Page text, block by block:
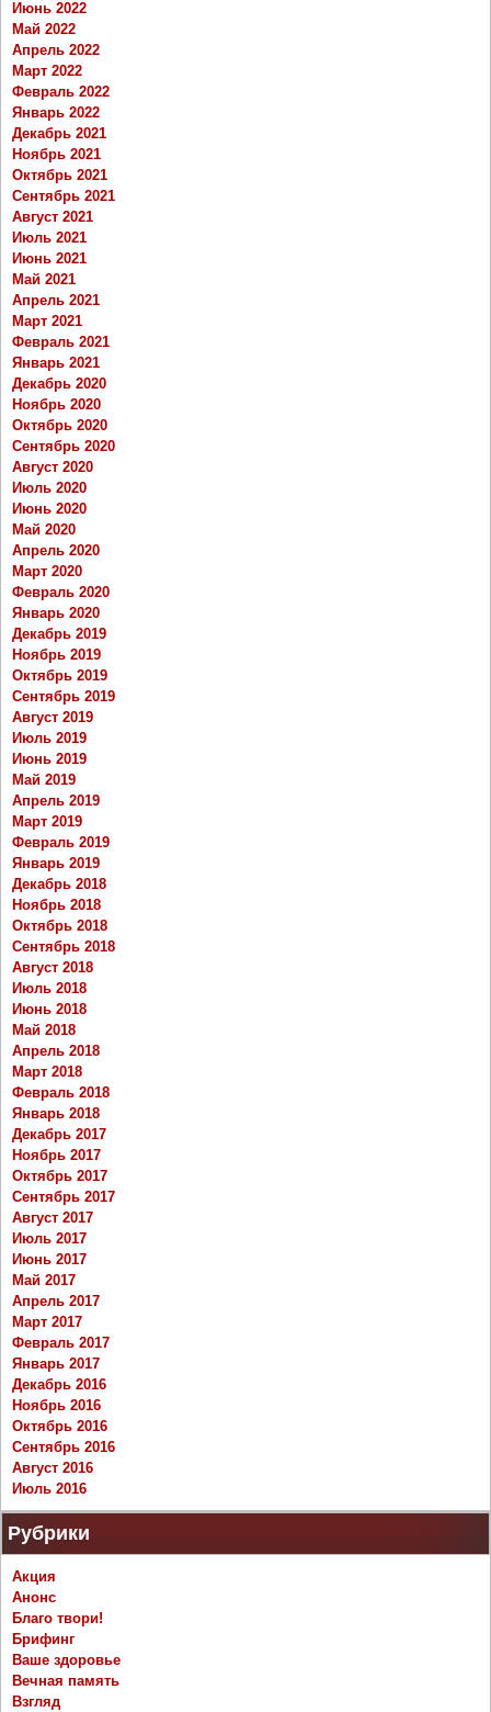
Июнь 2022
Май 2022
Апрель 2022
Март 2022
Февраль 2022
Январь 2022
Декабрь 2021
Ноябрь 2021
Октябрь 2021
Сентябрь 2021
Август 2021
Июль 2021
Июнь 2021
Май 2021
Апрель 2021
Март 2021
Февраль 2021
Январь 2021
Декабрь 2020
Ноябрь 2020
Октябрь 2020
Сентябрь 2020
Август 2020
Июль 2020
Июнь 2020
Май 2020
Апрель 2020
Март 2020
Февраль 2020
Январь 2020
Декабрь 2019
Ноябрь 2019
Октябрь 2019
Сентябрь 2019
Август 2019
Июль 2019
Июнь 2019
Май 2019
Апрель 2019
Март 2019
Февраль 2019
Январь 2019
Декабрь 2018
Ноябрь 2018
Октябрь 2018
Сентябрь 2018
Август 2018
Июль 2018
Июнь 2018
Май 2018
Апрель 2018
Март 2018
Февраль 2018
Январь 2018
Декабрь 2017
Ноябрь 2017
Октябрь 2017
Сентябрь 2017
Август 2017
Июль 2017
Июнь 2017
Май 2017
Апрель 2017
Март 2017
Февраль 2017
Январь 2017
Декабрь 2016
Ноябрь 2016
Октябрь 2016
Сентябрь 2016
Август 2016
Июль 2016
Рубрики
Акция
Анонс
Благо твори!
Брифинг
Ваше здоровье
Вечная память
Взгляд